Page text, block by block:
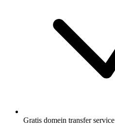
Gratis domein transfer service